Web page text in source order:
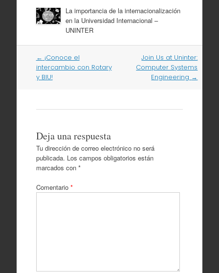
La importancia de la internacionalización
en la Universidad Internacional –
UNINTER
Navegación
por
artículos
← ¡Conoce el
intercambio con Rotary
y BIU!
Join Us at Uninter:
Computer Systems
Engineering →
Deja una respuesta
Tu dirección de correo electrónico no será
publicada. Los campos obligatorios están
marcados con *
Comentario *